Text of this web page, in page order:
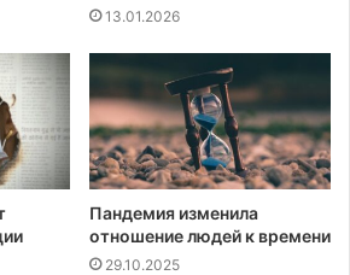
13.01.2026
Пандемия изменила
отношение людей к времени
29.10.2025